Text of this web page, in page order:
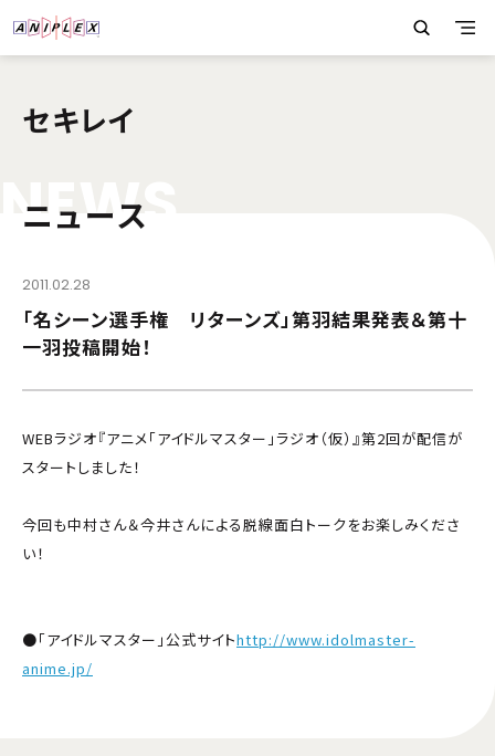
セキレイ
NEWS
ニュース
2011.02.28
「名シーン選手権 リターンズ」第羽結果発表＆第十
一羽投稿開始！
WEBラジオ『アニメ「アイドルマスター」ラジオ（仮）』第2回が配信が
スタートしました！
今回も中村さん＆今井さんによる脱線面白トークをお楽しみくださ
い！
●「アイドルマスター」公式サイトhttp://www.idolmaster-
anime.jp/